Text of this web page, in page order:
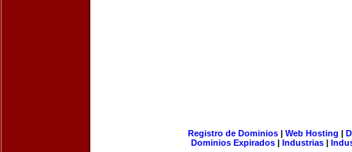
Registro de Dominios| Web Hosting |
Dominios Expirados | Industrias |